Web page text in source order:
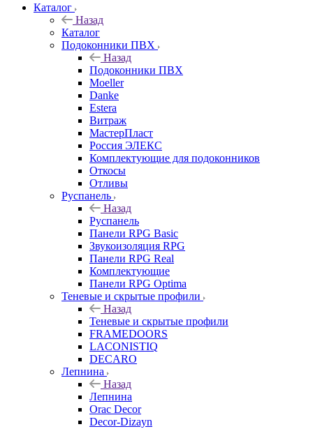
Каталог
Назад
Каталог
Подоконники ПВХ
Назад
Подоконники ПВХ
Moeller
Danke
Estera
Витраж
МастерПласт
Россия ЭЛЕКС
Комплектующие для подоконников
Откосы
Отливы
Руспанель
Назад
Руспанель
Панели RPG Basic
Звукоизоляция RPG
Панели RPG Real
Комплектующие
Панели RPG Optima
Теневые и скрытые профили
Назад
Теневые и скрытые профили
FRAMEDOORS
LACONISTIQ
DECARO
Лепнина
Назад
Лепнина
Orac Decor
Decor-Dizayn